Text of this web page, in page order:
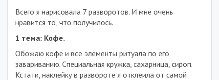
Всего я нарисовала 7 разворотов. И мне очень
нравится то, что получилось.
1 тема: Кофе.
Обожаю кофе и все элементы ритуала по его
завариванию. Специальная кружка, сахарница, сироп.
Кстати, наклейку в развороте я отклеила от самой